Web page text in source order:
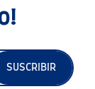
SUSCRIBIR